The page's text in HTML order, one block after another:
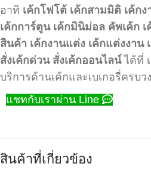
อาทิ เค้กโฟโต้ เค้กสามมิติ เค้ก
เค้กการ์ตูน เค้กมินิม่อล คัพเค้ก
สินค้า เค้กงานแต่ง เค้กแต่งงาน
สั่งเค้กด่วน สั่งเค้กออนไลน์ได้ที่
บริการด้านเค้กและเบเกอรี่ครบว
แชทกับเราผ่าน Line
สินค้าที่เกี่ยวข้อง